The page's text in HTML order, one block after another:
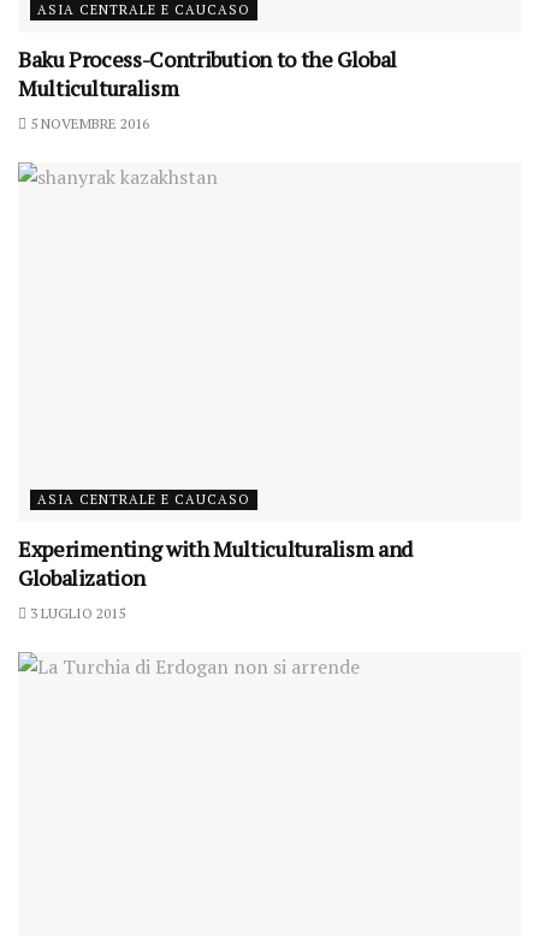
ASIA CENTRALE E CAUCASO
Baku Process-Contribution to the Global
Multiculturalism
5 NOVEMBRE 2016
ASIA CENTRALE E CAUCASO
Experimenting with Multiculturalism and
Globalization
3 LUGLIO 2015